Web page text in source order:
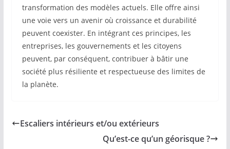
transformation des modèles actuels. Elle offre ainsi
une voie vers un avenir où croissance et durabilité
peuvent coexister. En intégrant ces principes, les
entreprises, les gouvernements et les citoyens
peuvent, par conséquent, contribuer à bâtir une
société plus résiliente et respectueuse des limites de
la planète.
Escaliers intérieurs et/ou extérieurs
Qu’est-ce qu’un géorisque ?